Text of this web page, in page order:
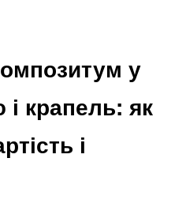
у
крапель: як
і